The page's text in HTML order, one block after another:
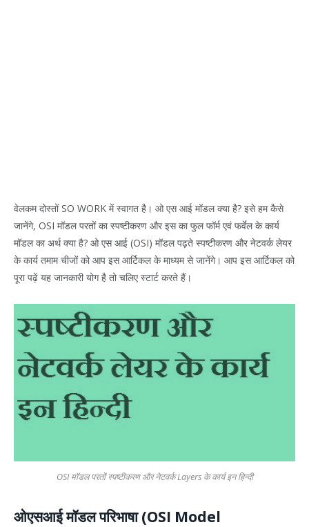
वेलकम दोस्तों SO WORK में स्वागत है। ओ एस आई मॉडल क्या है? इसे हम कैसे
जानेंगे, OSI मॉडल परतों का स्पष्टीकरण और इस का फुल फॉर्म एवं फर्वेल के कार्य
मॉडल का अर्थ क्या है? ओ एस आई (OSI) मॉडल पढ़ते स्पष्टीकरण और नेटवर्क लेयर
के कार्य तमाम चीजों को आप इस आर्टिकल के माध्यम से जानेंगे। आप इस आर्टिकल को
पूरा पढ़ें यह जानकारी योग है तो चलिए स्टार्ट करते हैं।
OSI मॉडल परतों स्पष्टीकरण और नेटवर्क Layers के कार्य इन हिन्दी
ओएसआई मॉडल परिभाषा (OSI Model